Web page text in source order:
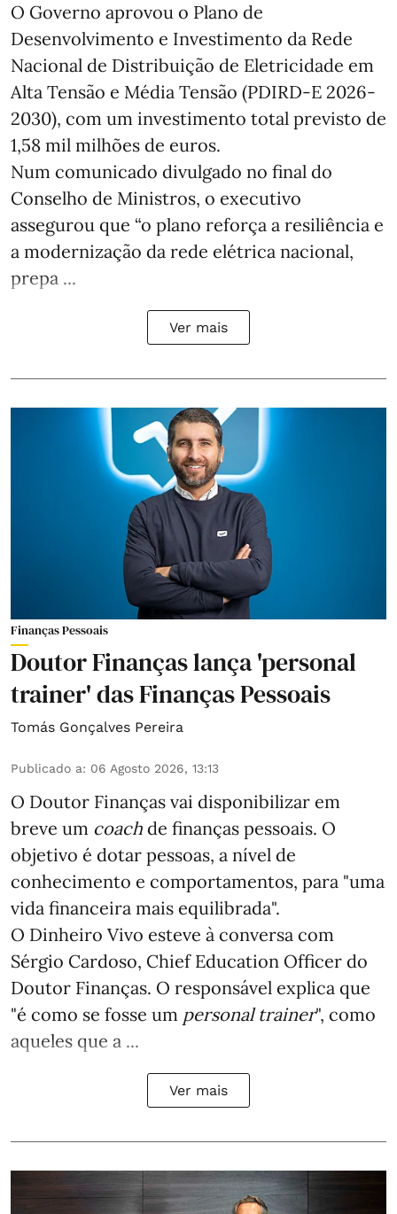
O Governo aprovou o Plano de
Desenvolvimento e Investimento da Rede
Nacional de Distribuição de Eletricidade em
Alta Tensão e Média Tensão (PDIRD-E 2026-
2030), com um investimento total previsto de
1,58 mil milhões de euros.
Num comunicado divulgado no final do
Conselho de Ministros, o executivo
assegurou que “o plano reforça a resiliência e
a modernização da rede elétrica nacional,
prepa ...
Ver mais
Finanças Pessoais
Doutor Finanças lança 'personal
trainer' das Finanças Pessoais
Tomás Gonçalves Pereira
Publicado a: 06 Agosto 2026, 13:13
O Doutor Finanças vai disponibilizar em
breve um coach de finanças pessoais. O
objetivo é dotar pessoas, a nível de
conhecimento e comportamentos, para "uma
vida financeira mais equilibrada".
O Dinheiro Vivo esteve à conversa com
Sérgio Cardoso, Chief Education Officer do
Doutor Finanças. O responsável explica que
"é como se fosse um personal trainer", como
aqueles que a ...
Ver mais